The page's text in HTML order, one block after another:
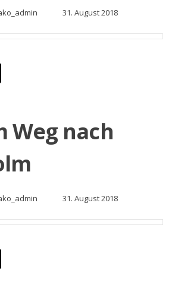
31. August 2018
Weg nach
31. August 2018